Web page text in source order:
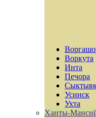
Воркута
Инта
Печора
Усинск
Ухта
Ханты-